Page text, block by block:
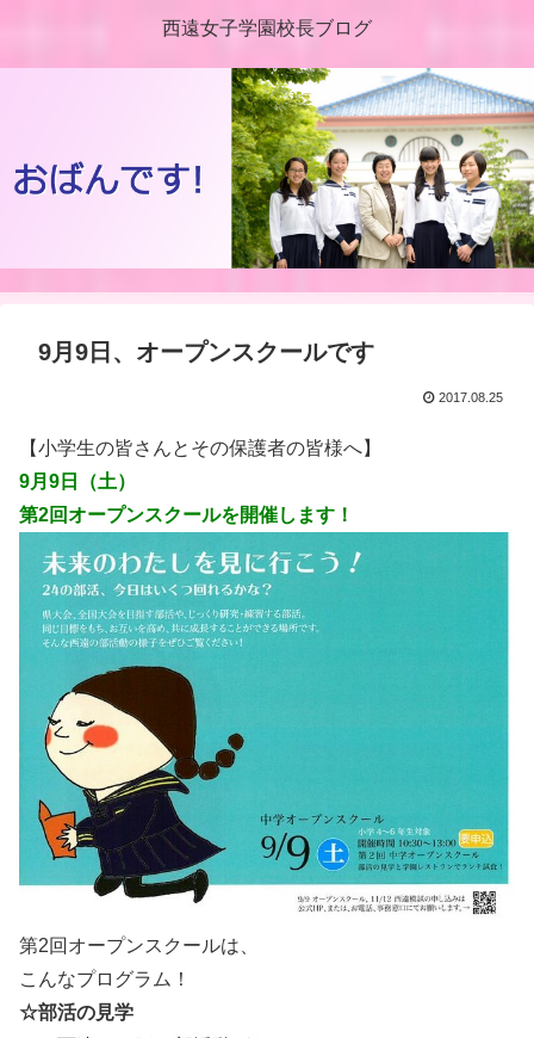
西遠女子学園校長ブログ
9月9日、オープンスクールです
2017.08.25
【小学生の皆さんとその保護者の皆様へ】
9月9日（土）
第2回オープンスクールを開催します！
第2回オープンスクールは、
こんなプログラム！
☆部活の見学